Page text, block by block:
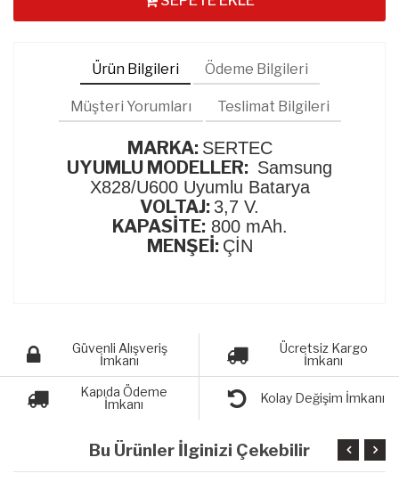
Ürün Bilgileri Ödeme Bilgileri
Müşteri Yorumları Teslimat Bilgileri
MARKA: SERTEC
UYUMLU MODELLER: Samsung
X828/U600 Uyumlu Batarya
VOLTAJ: 3,7 V.
KAPASİTE:800 mAh.
MENŞEİ: ÇİN
Güvenli Alışveriş
İmkanı
Ücretsiz Kargo
İmkanı
Kapıda Ödeme
İmkanı
Kolay Değişim İmkanı
Bu Ürünler İlginizi Çekebilir